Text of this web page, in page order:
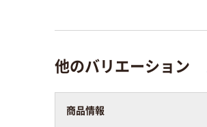
他のバリエーション
商品情報